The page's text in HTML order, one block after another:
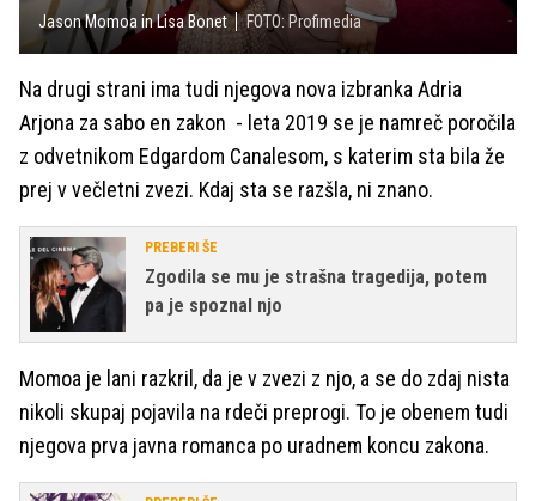
Jason Momoa in Lisa Bonet FOTO: Profimedia
Na drugi strani ima tudi njegova nova izbranka Adria
Arjona za sabo en zakon - leta 2019 se je namreč poročila
z odvetnikom Edgardom Canalesom, s katerim sta bila že
prej v večletni zvezi. Kdaj sta se razšla, ni znano.
PREBERI ŠE
Zgodila se mu je strašna tragedija, potem
pa je spoznal njo
Momoa je lani razkril, da je v zvezi z njo, a se do zdaj nista
nikoli skupaj pojavila na rdeči preprogi. To je obenem tudi
njegova prva javna romanca po uradnem koncu zakona.